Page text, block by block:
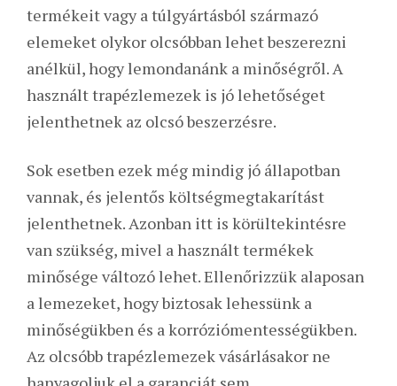
termékeit vagy a túlgyártásból származó
elemeket olykor olcsóbban lehet beszerezni
anélkül, hogy lemondanánk a minőségről. A
használt trapézlemezek is jó lehetőséget
jelenthetnek az olcsó beszerzésre.
Sok esetben ezek még mindig jó állapotban
vannak, és jelentős költségmegtakarítást
jelenthetnek. Azonban itt is körültekintésre
van szükség, mivel a használt termékek
minősége változó lehet. Ellenőrizzük alaposan
a lemezeket, hogy biztosak lehessünk a
minőségükben és a korróziómentességükben.
Az olcsóbb trapézlemezek vásárlásakor ne